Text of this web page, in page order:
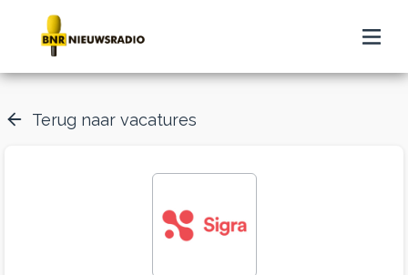
Terug naar vacatures